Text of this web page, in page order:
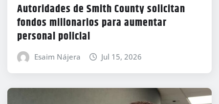
Autoridades de Smith County solicitan
fondos millonarios para aumentar
personal policial
Esaim Nájera Jul 15, 2026